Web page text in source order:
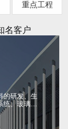
重点工程
名客户
的研发、生
、玻璃棉
统、隔声